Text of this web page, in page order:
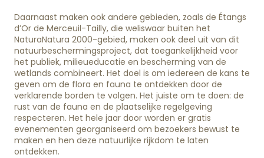
Daarnaast maken ook andere gebieden, zoals de Étangs
d’Or de Merceuil-Tailly, die weliswaar buiten het
NaturaNatura 2000-gebied, maken ook deel uit van dit
natuurbeschermingsproject, dat toegankelijkheid voor
het publiek, milieueducatie en bescherming van de
wetlands combineert. Het doel is om iedereen de kans te
geven om de flora en fauna te ontdekken door de
verklarende borden te volgen. Het juiste om te doen: de
rust van de fauna en de plaatselijke regelgeving
respecteren. Het hele jaar door worden er gratis
evenementen georganiseerd om bezoekers bewust te
maken en hen deze natuurlijke rijkdom te laten
ontdekken.